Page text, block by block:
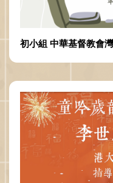
初小組 中華基督教會